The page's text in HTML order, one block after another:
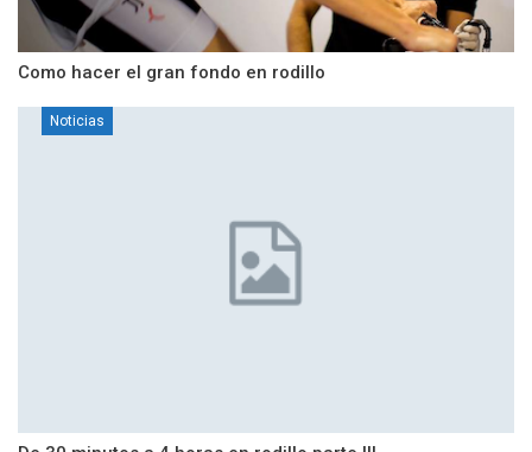
Como hacer el gran fondo en rodillo
Noticias